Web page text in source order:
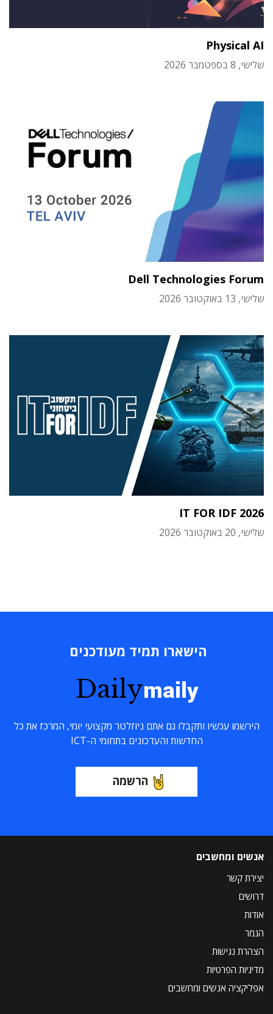
Physical AI
שלישי, 8 בספטמבר 2026
Dell Technologies Forum
שלישי, 13 באוקטובר 2026
IT FOR IDF 2026
שלישי, 20 באוקטובר 2026
הישארו תמיד מעודכנים
Dailymaily
הירשמו עכשיו ותקבלו גם אתם ניוזלטר מקצועי יומי, המרכז את כל
החדשות והעדכונים בתחומי ה-ICT
הרשמה
אנשים ומחשבים
יצירת קשר
דרושים
אודות
הנמר
הצהרת נגישות
מדיניות הפרטיות
אפליקציה אנשים ומחשבים